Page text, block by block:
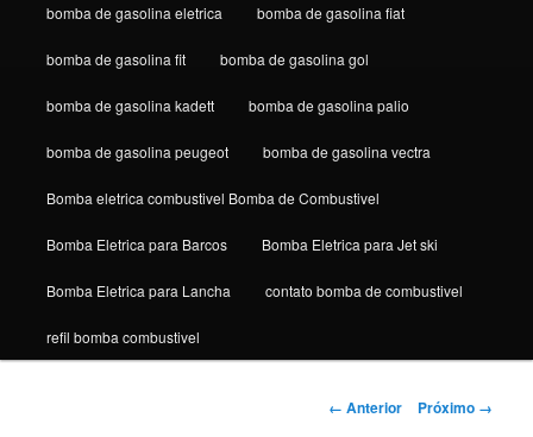
bomba de gasolina eletrica bomba de gasolina fiat
bomba de gasolina fit bomba de gasolina gol
bomba de gasolina kadett bomba de gasolina palio
bomba de gasolina peugeot bomba de gasolina vectra
Bomba eletrica combustivel Bomba de Combustivel
Bomba Eletrica para Barcos Bomba Eletrica para Jet ski
Bomba Eletrica para Lancha contato bomba de combustivel
refil bomba combustivel
Navegação
← Anterior Próximo →